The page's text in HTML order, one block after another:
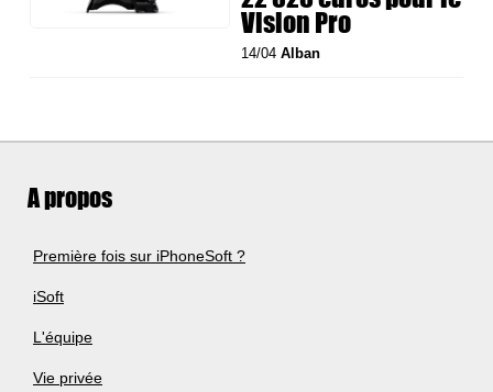
Vision Pro
14/04Alban
A propos
Première fois sur iPhoneSoft ?
iSoft
L'équipe
Vie privée